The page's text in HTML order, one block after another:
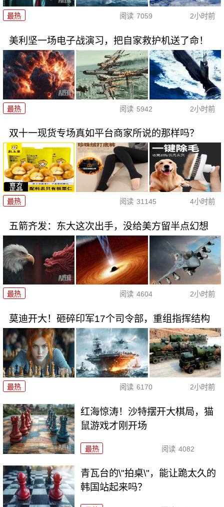
最热 阅读 7059 2小时前
美利坚一场电子战演习，把自家救护机送了命！
最热 阅读 5942 2小时前
双十一现货专场真如平台商家所说的那样吗？
最热 阅读 31145 4小时前
五箭齐发：东大这次出手，没给美方留半点幻想
最热 阅读 4604 2小时前
莫迪开大！砸碎印军17个司令部，重组指挥结构
最热 阅读 6170 2小时前
红海惊涛！沙特摆开大棋局，猫
鼠游戏才刚开场
最热 阅读 4082
青瓦台的\"拍桌\"，能让跪太久的
韩国站起来吗？